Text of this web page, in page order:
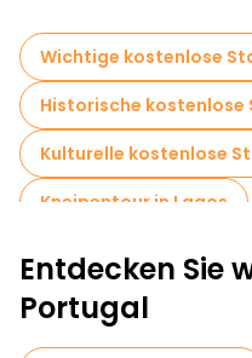
Wichtige kostenlose
Historische kostenlose
Kulturelle kostenlose
Kneipentour in Lagos
Kostenlose
Entdecken Sie
Portugal